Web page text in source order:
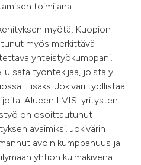
toimijana.
myötä, Kuopion
myös merkittävä
yhteistyökumppani.
sata työntekijää, joista yli
Lisäksi Jokiväri työllistää
Alueen LVIS-yritysten
on osoittautunut
avaimiksi. Jokivärin
avoin kumppanuus ja
yhtiön kulmakivenä